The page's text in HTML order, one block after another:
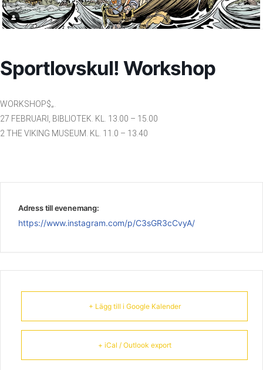
Sportlovskul! Workshop
WORKSHOP$„.
27 FEBRUARI, BIBLIOTEK. KL. 13.00 – 15.00
2 THE VIKING MUSEUM. KL. 11.0 – 13.40
Adress till evenemang:
https://www.instagram.com/p/C3sGR3cCvyA/
+ Lägg till i Google Kalender
+ iCal / Outlook export